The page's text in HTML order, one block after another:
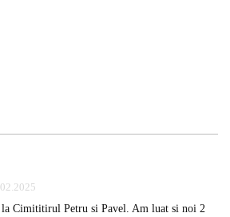
la Cimititirul Petru si Pavel. Am luat si noi 2